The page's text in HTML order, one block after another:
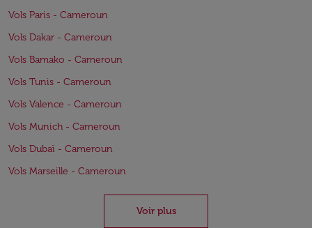
Vols Paris - Cameroun
Vols Dakar - Cameroun
Vols Bamako - Cameroun
Vols Tunis - Cameroun
Vols Valence - Cameroun
Vols Munich - Cameroun
Vols Dubaï - Cameroun
Vols Marseille - Cameroun
Voir plus